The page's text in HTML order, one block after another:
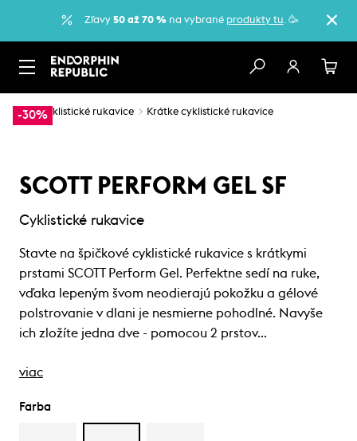
Zľavy 50 až 70 %na vybrané produkty tu. 🥳
-30%
… Cyklistické rukavice Krátke cyklistické rukavice
SCOTT PERFORM GEL SF
Cyklistické rukavice
Stavte na špičkové cyklistické rukavice s krátkymi
prstami SCOTT Perform Gel. Perfektne sedí na ruke,
vďaka lepeným švom neodierajú pokožku a gélové
polstrovanie v dlani je nesmierne pohodlné. Navyše
ich zložíte jedna dve - pomocou 2 prstov…
viac
Farba